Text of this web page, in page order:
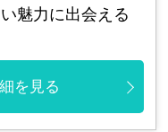
魅力に出会える
を見る